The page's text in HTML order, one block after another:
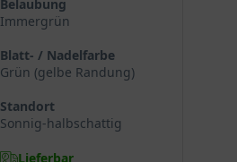
Belaubung
Immergrün
Blatt- / Nadelfarbe
Grün (gelbe Randung)
Standort
Sonnig-halbschattig
Lieferbar